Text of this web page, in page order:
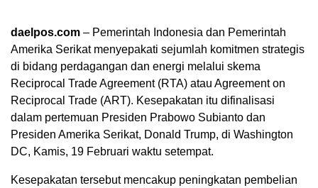
daelpos.com – Pemerintah Indonesia dan Pemerintah
Amerika Serikat menyepakati sejumlah komitmen strategis
di bidang perdagangan dan energi melalui skema
Reciprocal Trade Agreement (RTA) atau Agreement on
Reciprocal Trade (ART). Kesepakatan itu difinalisasi
dalam pertemuan Presiden Prabowo Subianto dan
Presiden Amerika Serikat, Donald Trump, di Washington
DC, Kamis, 19 Februari waktu setempat.
Kesepakatan tersebut mencakup peningkatan pembelian